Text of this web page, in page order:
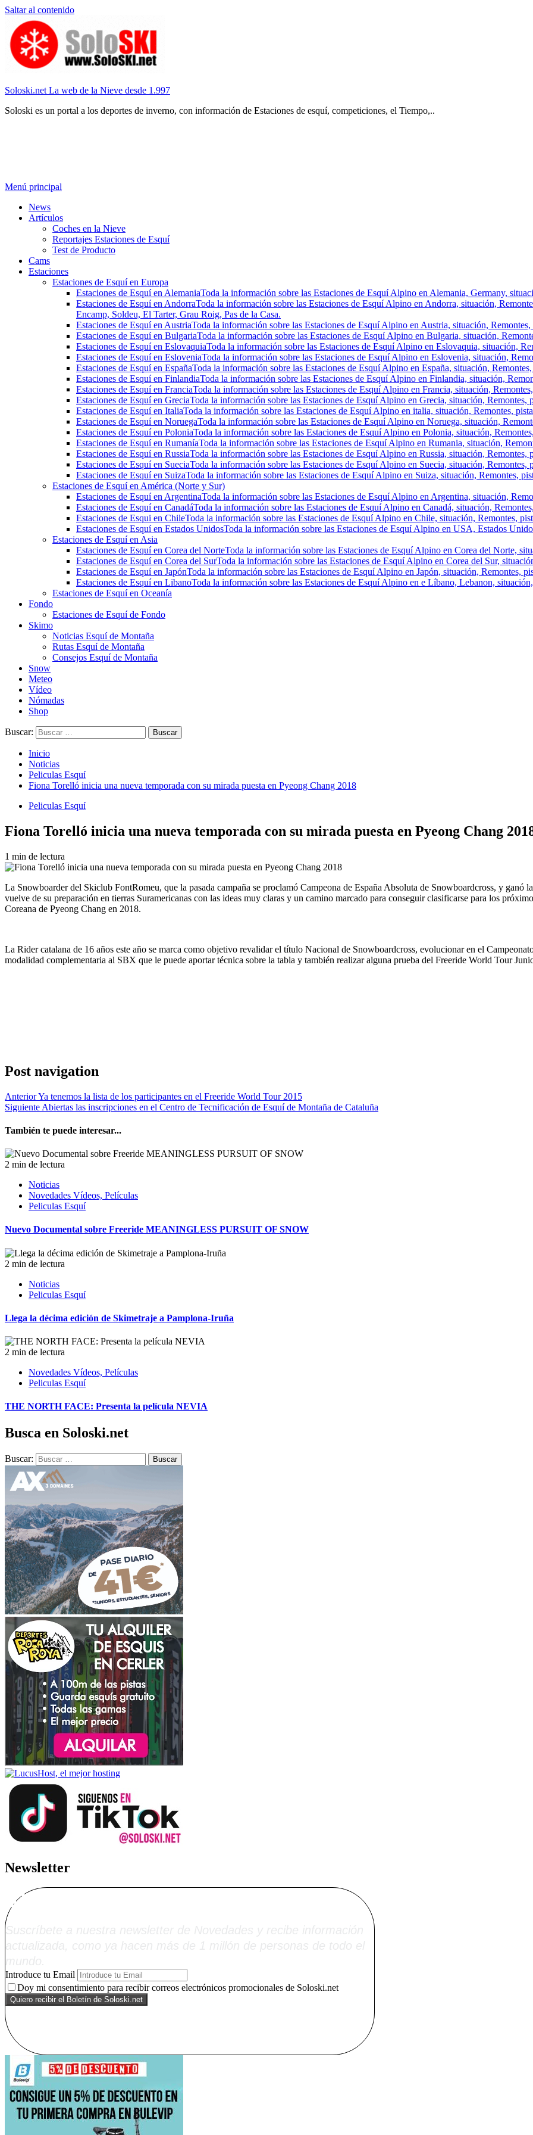
Saltar al contenido
Soloski.net La web de la Nieve desde 1.997
Soloski es un portal a los deportes de inverno, con información de Estaciones de esquí, competiciones, el Tiempo,..
Menú principal
News
Artículos
Coches en la Nieve
Reportajes Estaciones de Esquí
Test de Producto
Cams
Estaciones
Estaciones de Esquí en Europa
Estaciones de Esquí en AlemaniaToda la información sobre las Estaciones de Esquí Alpino en Alemania, Germany,
Estaciones de Esquí en AndorraToda la información sobre las Estaciones de Esquí Alpino en Andorra, situación,
Encamp, Soldeu, El Tarter, Grau Roig, Pas de la Casa.
Estaciones de Esquí en AustriaToda la información sobre las Estaciones de Esquí Alpino en Austria, situación, Remontes,
Estaciones de Esquí en BulgariaToda la información sobre las Estaciones de Esquí Alpino en Bulgaria, situación,
Estaciones de Esquí en EslovaquiaToda la información sobre las Estaciones de Esquí Alpino en Eslovaquia, situación,
Estaciones de Esquí en EsloveniaToda la información sobre las Estaciones de Esquí Alpino en Eslovenia, situación,
Estaciones de Esquí en EspañaToda la información sobre las Estaciones de Esquí Alpino en España, situación,
Estaciones de Esquí en FinlandiaToda la información sobre las Estaciones de Esquí Alpino en Finlandia, situación,
Estaciones de Esquí en FranciaToda la información sobre las Estaciones de Esquí Alpino en Francia, situación,
Estaciones de Esquí en GreciaToda la información sobre las Estaciones de Esquí Alpino en Grecia, situación, Remontes,
Estaciones de Esquí en ItaliaToda la información sobre las Estaciones de Esquí Alpino en italia, situación, Remontes,
Estaciones de Esquí en NoruegaToda la información sobre las Estaciones de Esquí Alpino en Noruega, situación,
Estaciones de Esquí en PoloniaToda la información sobre las Estaciones de Esquí Alpino en Polonia, situación,
Estaciones de Esquí en RumaníaToda la información sobre las Estaciones de Esquí Alpino en Rumania, situación,
Estaciones de Esquí en RussiaToda la información sobre las Estaciones de Esquí Alpino en Russia, situación, Remontes,
Estaciones de Esquí en SueciaToda la información sobre las Estaciones de Esquí Alpino en Suecia, situación, Remontes,
Estaciones de Esquí en SuizaToda la información sobre las Estaciones de Esquí Alpino en Suiza, situación, Remontes,
Estaciones de Esquí en América (Norte y Sur)
Estaciones de Esquí en ArgentinaToda la información sobre las Estaciones de Esquí Alpino en Argentina, situación,
Estaciones de Esquí en CanadáToda la información sobre las Estaciones de Esquí Alpino en Canadá, situación,
Estaciones de Esqui en ChileToda la información sobre las Estaciones de Esquí Alpino en Chile, situación, Remontes,
Estaciones de Esquí en Estados UnidosToda la información sobre las Estaciones de Esquí Alpino en USA, Estados
Estaciones de Esquí en Asia
Estaciones de Esquí en Corea del NorteToda la información sobre las Estaciones de Esquí Alpino en Corea del Norte,
Estaciones de Esquí en Corea del SurToda la información sobre las Estaciones de Esquí Alpino en Corea del Sur,
Estaciones de Esquí en JapónToda la información sobre las Estaciones de Esquí Alpino en Japón, situación, Remontes,
Estaciones de Esquí en LibanoToda la información sobre las Estaciones de Esquí Alpino en e Líbano, Lebanon,
Estaciones de Esquí en Oceanía
Fondo
Estaciones de Esquí de Fondo
Skimo
Noticias Esquí de Montaña
Rutas Esquí de Montaña
Consejos Esquí de Montaña
Snow
Meteo
Vídeo
Nómadas
Shop
Buscar:
Inicio
Noticias
Peliculas Esquí
Fiona Torelló inicia una nueva temporada con su mirada puesta en Pyeong Chang 2018
Peliculas Esquí
Fiona Torelló inicia una nueva temporada con su mirada puesta en Pyeong Chang
1 min de lectura
La Snowboarder del Skiclub FontRomeu, que la pasada campaña se proclamó Campeona de España Absoluta de Snowboardcross, y
vuelve de su preparación en tierras Suramericanas con las ideas muy claras y un camino marcado para conseguir clasificarse para los
Coreana de Pyeong Chang en 2018.
La Rider catalana de 16 años este año se marca como objetivo revalidar el título Nacional de Snowboardcross, evolucionar en el
modalidad complementaria al SBX que le puede aportar técnica sobre la tabla y también realizar alguna prueba del Freeride World Tour
Post navigation
AnteriorYa tenemos la lista de los participantes en el Freeride World Tour 2015
Siguiente Abiertas las inscripciones en el Centro de Tecnificación de Esquí de Montaña de Cataluña
También te puede interesar...
2 min de lectura
Noticias
Novedades Vídeos, Películas
Peliculas Esquí
Nuevo Documental sobre Freeride MEANINGLESS PURSUIT OF SNOW
2 min de lectura
Noticias
Peliculas Esquí
Llega la décima edición de Skimetraje a Pamplona-Iruña
2 min de lectura
Novedades Vídeos, Películas
Peliculas Esquí
THE NORTH FACE: Presenta la película NEVIA
Busca en Soloski.net
Buscar:
Newsletter
Alta Boletín Soloski.net
Suscríbete a nuestra newsletter de Novedades y recibe información
Introduce tu Email
Doy mi consentimiento para recibir correos electrónicos promocionales de Soloski.net